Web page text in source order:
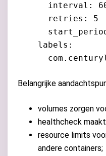
interval:
      retries: 5
    labels:
Belangrijke
volumes zorgen
healthcheck
resource limits
andere containers;